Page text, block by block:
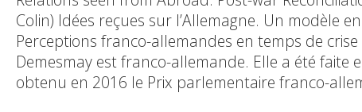
Colin) Idées reçues sur l’Allemagne. Un modèle
Perceptions franco-allemandes en temps de
Demesmay est franco-allemande. Elle a été faite
obtenu en 2016 le Prix parlementaire franco-